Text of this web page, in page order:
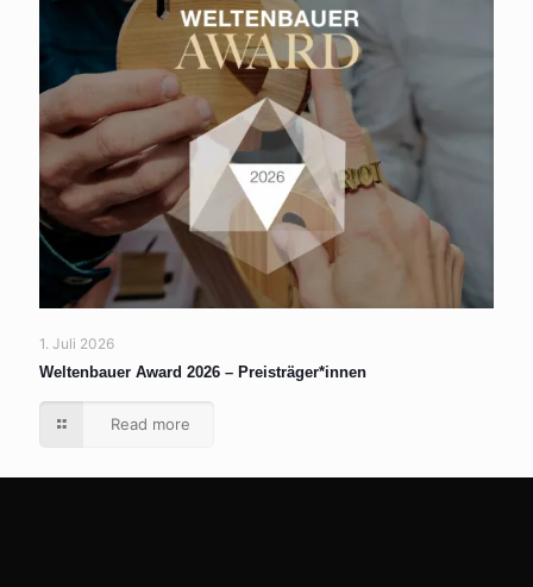
1. Juli 2026
Weltenbauer Award 2026 – Preisträger*innen
Read more